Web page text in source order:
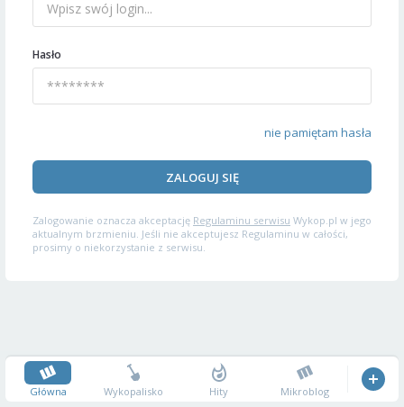
Hasło
nie pamiętam hasła
ZALOGUJ SIĘ
Zalogowanie oznacza akceptację Regulaminu serwisu Wykop.pl w jego
aktualnym brzmieniu. Jeśli nie akceptujesz Regulaminu w całości,
prosimy o niekorzystanie z serwisu.
Główna Wykopalisko Hity Mikroblog